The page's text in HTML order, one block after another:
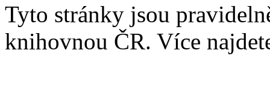
Tyto stránky jsou
knihovnou ČR. Více